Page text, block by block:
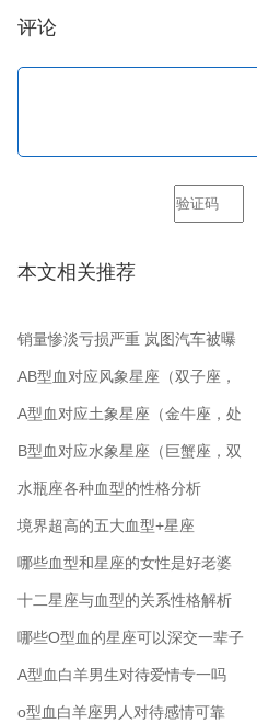
评论
本文相关推荐
销量惨淡亏损严重 岚图汽车被曝
裁员 从公司起名角度分析
AB型血对应风象星座（双子座，
水瓶座，天秤座）
A型血对应土象星座（金牛座，处
女座，摩羯座）
B型血对应水象星座（巨蟹座，双
鱼座，天蝎座）
水瓶座各种血型的性格分析
境界超高的五大血型+星座
哪些血型和星座的女性是好老婆
十二星座与血型的关系性格解析
哪些O型血的星座可以深交一辈子
A型血白羊男生对待爱情专一吗
o型血白羊座男人对待感情可靠